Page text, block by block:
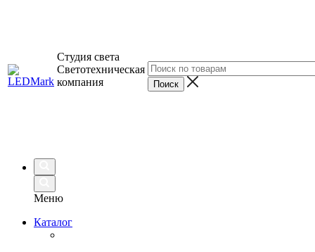
Студия света
Светотехническая
компания
Меню
Каталог